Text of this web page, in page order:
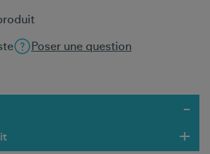
Poser une question